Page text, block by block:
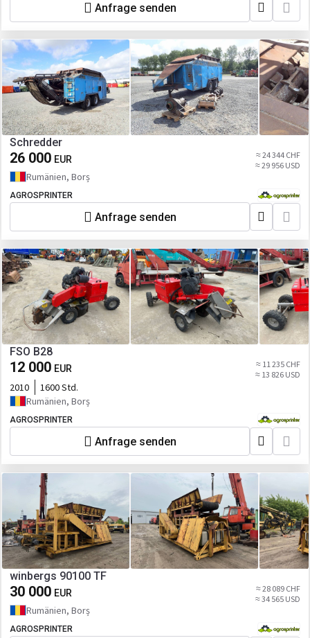
Anfrage senden
Schredder
26 000 EUR
≈ 24 344 CHF
≈ 29 956 USD
Rumänien, Borș
AGROSPRINTER
Anfrage senden
FSO B28
12 000 EUR
≈ 11 235 CHF
≈ 13 826 USD
2010
1600 Std.
Rumänien, Borș
AGROSPRINTER
Anfrage senden
winbergs 90100 TF
30 000 EUR
≈ 28 089 CHF
≈ 34 565 USD
Rumänien, Borș
AGROSPRINTER